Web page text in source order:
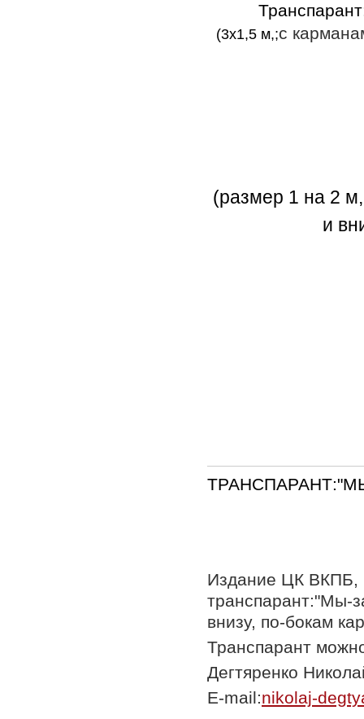
(3х1,5 м,;с
(размер 1 на 2
и
Издание ЦК ВКПБ,
транспарант:"Мы-
внизу, по-бокам
Транспарант
Дегтяренко
E-mail:nikolaj-